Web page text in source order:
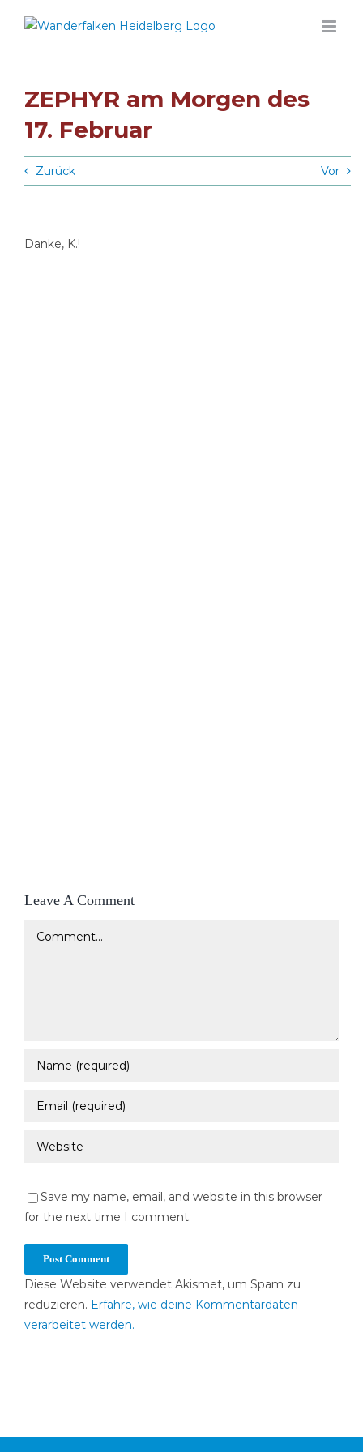
Inhalt
ZEPHYR am Morgen des
17. Februar
Zurück Vor
Danke, K.!
Leave A Comment
Comment
Save my name, email, and website in this browser
for the next time I comment.
Diese Website verwendet Akismet, um Spam zu
reduzieren. Erfahre, wie deine Kommentardaten
verarbeitet werden.